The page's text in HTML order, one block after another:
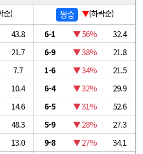
순) 쌍승 ▼(하락순)
43.8 6-1 ▼ 56%
32.4
21.7 6-9 ▼ 38%
21.8
7.7 1-6 ▼ 34%
21.5
10.4 6-4 ▼ 32%
29.9
14.6 6-5 ▼ 31%
52.6
48.3 5-9 ▼ 28%
27.3
13.0 9-8 ▼ 27%
34.1